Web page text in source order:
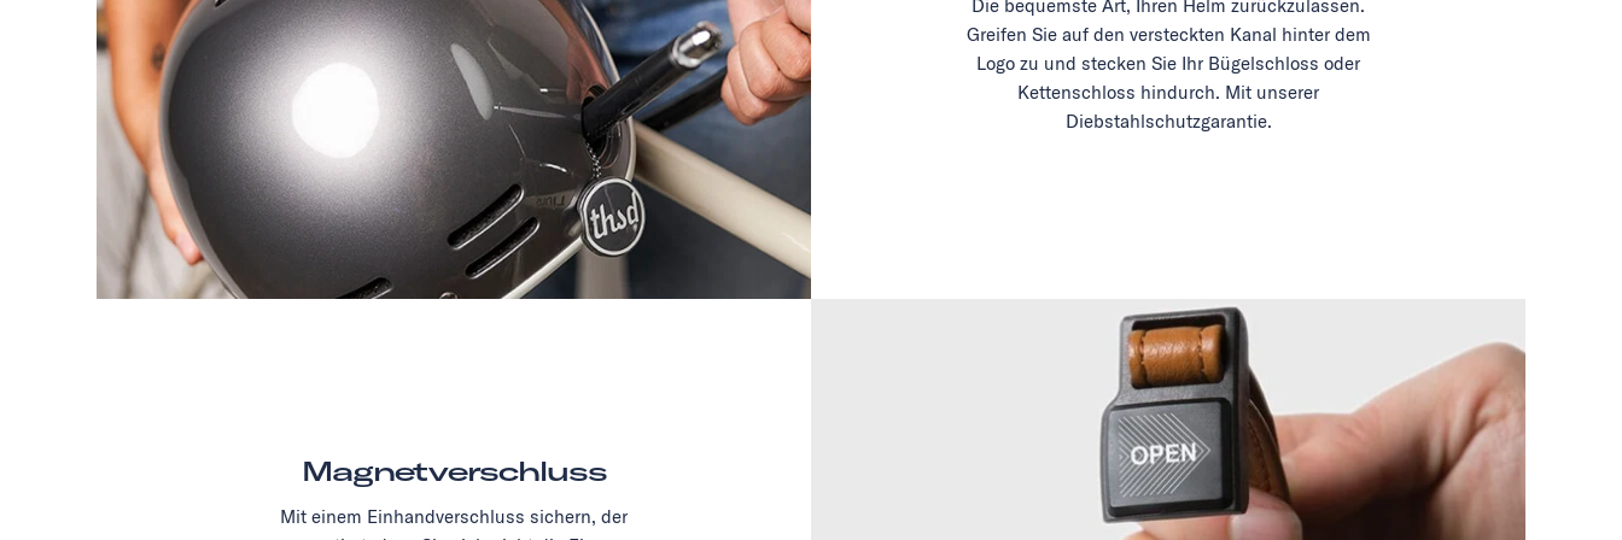
Die bequemste Art, Ihren Helm zurückzulassen.
Greifen Sie auf den versteckten Kanal hinter dem
Logo zu und stecken Sie Ihr Bügelschloss oder
Kettenschloss hindurch. Mit unserer
Diebstahlschutzgarantie.
Magnetverschluss
Mit einem Einhandverschluss sichern, der